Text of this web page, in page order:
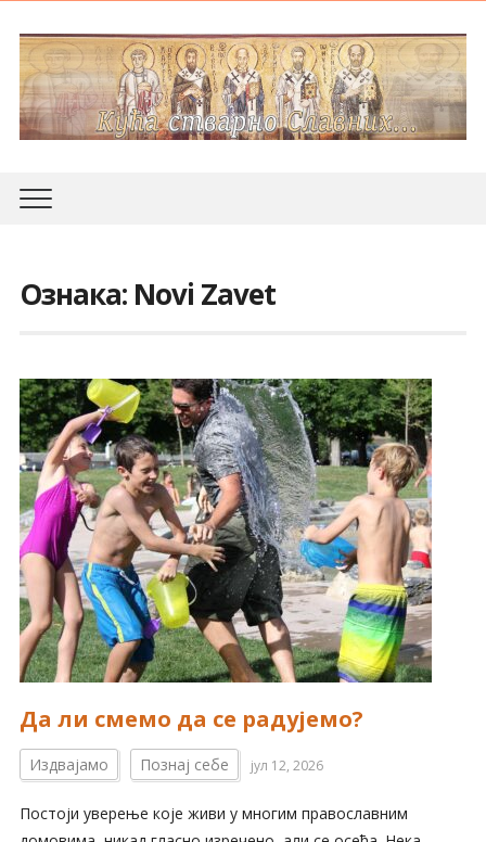
Ознака: Novi Zavet
Да ли смемо да се радујемо?
Издвајамо Познај себе јул 12, 2026
Постоји уверење које живи у многим православним